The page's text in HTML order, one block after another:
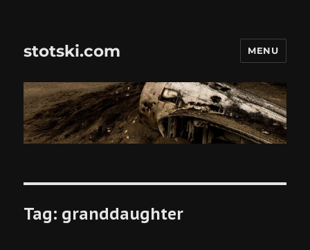
stotski.com MENU
Tag: granddaughter